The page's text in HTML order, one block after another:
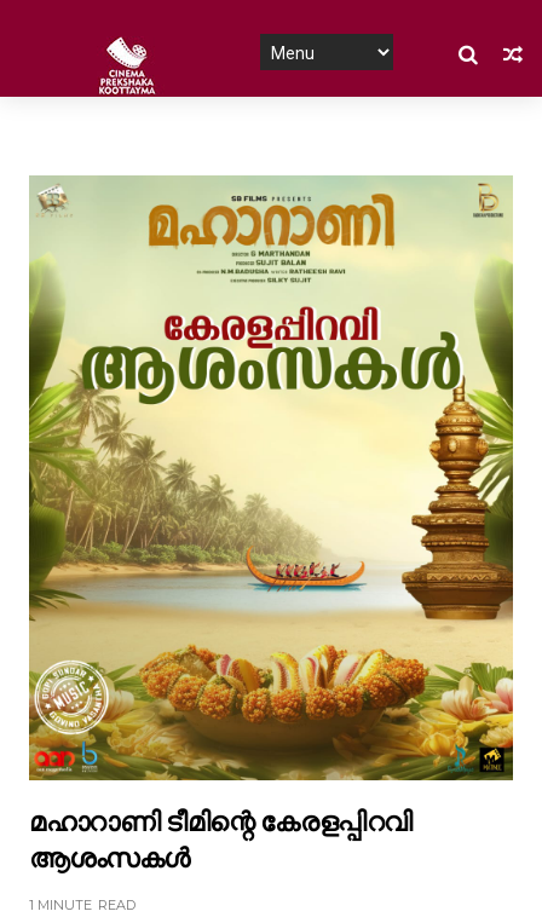
മഹാറാണി ടീമിന്റെ കേരളപ്പിറവി
ആശംസകൾ
1 MINUTE READ